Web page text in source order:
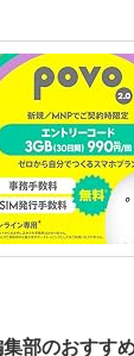
集部のおすす